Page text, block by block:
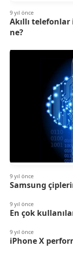
9 yıl önce
Akıllı
ne?
9 yıl önce
Samsung
9 yıl önce
En çok
9 yıl önce
iPhone X